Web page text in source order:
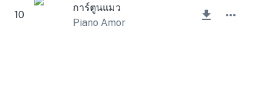
10
การ์ตูนแมว
Piano Amor